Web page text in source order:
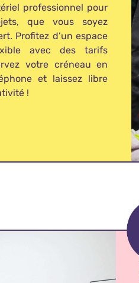
professionnel pour
que vous soyez
Profitez d’un espace
avec des tarifs
votre créneau en
et laissez libre
!